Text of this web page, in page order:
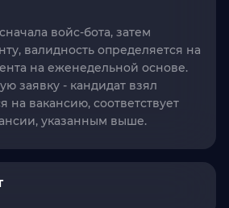
войс-бота, затем
валидность определяется на
на еженедельной основе.
заявку - кандидат взял
на вакансию, соответствует
указанным выше.